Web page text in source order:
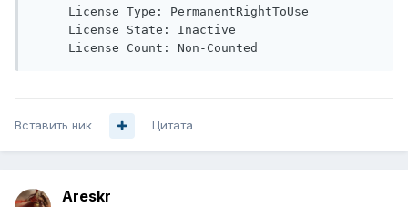
Вставить ник Цитата
Areskr